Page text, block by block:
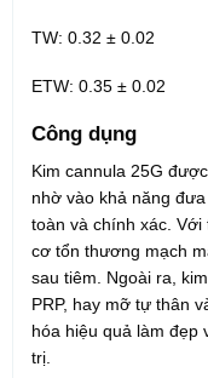
TW: 0.32 ± 0.02
ETW: 0.35 ± 0.02
Công dụng
Kim cannula 25G
nhờ vào khả năng
toàn và chính xác.
cơ tổn thương mạch
sau tiêm. Ngoài ra,
PRP, hay mỡ tự thân
hóa hiệu quả làm đẹp
trị.